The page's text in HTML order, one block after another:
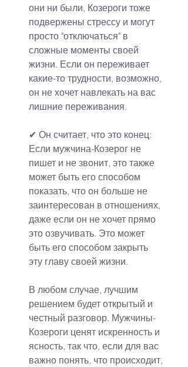
они ни были, Козероги тоже
подвержены стрессу и могут
просто "отключаться" в
сложные моменты своей
жизни. Если он переживает
какие-то трудности, возможно,
он не хочет навлекать на вас
лишние переживания.
✔ Он считает, что это конец:
Если мужчина-Козерог не
пишет и не звонит, это также
может быть его способом
показать, что он больше не
заинтересован в отношениях,
даже если он не хочет прямо
это озвучивать. Это может
быть его способом закрыть
эту главу своей жизни.
В любом случае, лучшим
решением будет открытый и
честный разговор. Мужчины-
Козероги ценят искренность и
ясность, так что, если для вас
важно понять, что происходит,